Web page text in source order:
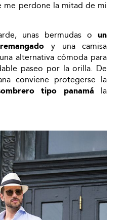
me perdone la mitad de mi
unas bermudas o un
y una camisa
alternativa cómoda para
paseo por la orilla. De
conviene protegerse la
tipo panamá la